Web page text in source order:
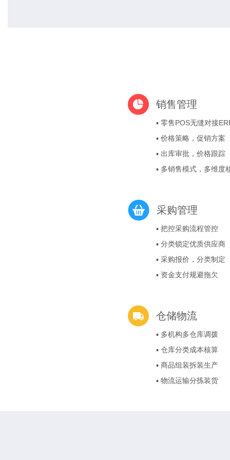
销售管理
▪ 零售POS无缝对接
▪ 价格策略，促销方案
▪ 出库审批，价格跟踪
▪ 多销售模式，多维度
采购管理
▪ 把控采购流程管控
▪ 分类锁定优质供应商
▪ 采购报价，分类制定
▪ 资金支付规避拖欠
仓储物流
▪ 多机构多仓库调拨
▪ 仓库分类成本核算
▪ 商品组装拆装生产
▪ 物流运输分拣装货